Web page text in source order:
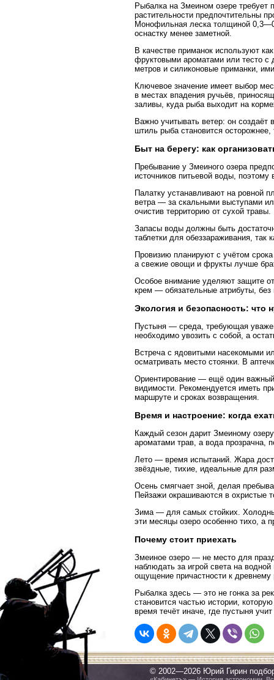
Рыбалка на Змеином озере требует
растительности предпочтительны
Монофильная леска толщиной
оснастку менее заметной.
В качестве приманок используют
фруктовыми ароматами или тесто
метров и силиконовые приманки,
Ключевое значение имеет выбор
в местах впадения ручьёв,
заливы, куда рыба выходит на
Важно учитывать ветер: он
штиль рыба становится
Быт на берегу: как
Пребывание у Змеиного озера
источников питьевой воды,
Палатку устанавливают на ровной
ветра — за скальными выступами
очистив территорию от сухой травы.
Запасы воды должны быть
таблетки для обеззараживания, так
Провизию планируют с учётом
а свежие овощи и фрукты лучше
Особое внимание уделяют защите
крем — обязательные атрибуты, без
Экология и безопасность: что
Пустыня — среда, требующая
необходимо увозить с собой, а
Встреча с ядовитыми насекомыми
осматривать место стоянки. В
Ориентирование — ещё один важный
видимости. Рекомендуется иметь
маршруте и сроках возвращения.
Время и настроение: когда
Каждый сезон дарит Змеиному
ароматами трав, а вода прозрачна,
Лето — время испытаний. Жара
звёздные, тихие, идеальные для
Осень смягчает зной, делая
Пейзажи окрашиваются в охристые
Зима — для самых стойких.
эти месяцы озеро особенно тихо, а
Почему стоит приехать
Змеиное озеро — не место для
наблюдать за игрой света на
ощущение причастности к
Рыбалка здесь — это не гонка за
становится частью истории,
время течёт иначе, где пустыня
© 2002—2026 Юрий Гирин